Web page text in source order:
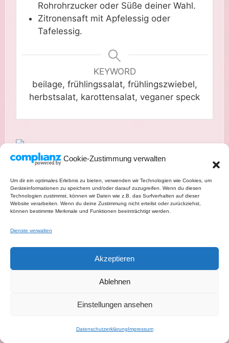
Cookie-Zustimmung verwalten
Um dir ein optimales Erlebnis zu bieten, verwenden wir Technologien wie Cookies, um
Geräteinformationen zu speichern und/oder darauf zuzugreifen. Wenn du diesen
Technologien zustimmst, können wir Daten wie z.B. das Surfverhalten auf dieser
Website verarbeiten. Wenn du deine Zustimmung nicht erteilst oder zurückziehst,
können bestimmte Merkmale und Funktionen beeinträchtigt werden.
Dienste verwalten
Akzeptieren
Ablehnen
Einstellungen ansehen
DatenschutzerklärungImpressum
Rohrohrzucker oder Süße deiner Wahl.
Zitronensaft mit Apfelessig oder
Tafelessig.
KEYWORD
beilage, frühlingssalat, frühlingszwiebel,
herbstsalat, karottensalat, veganer speck